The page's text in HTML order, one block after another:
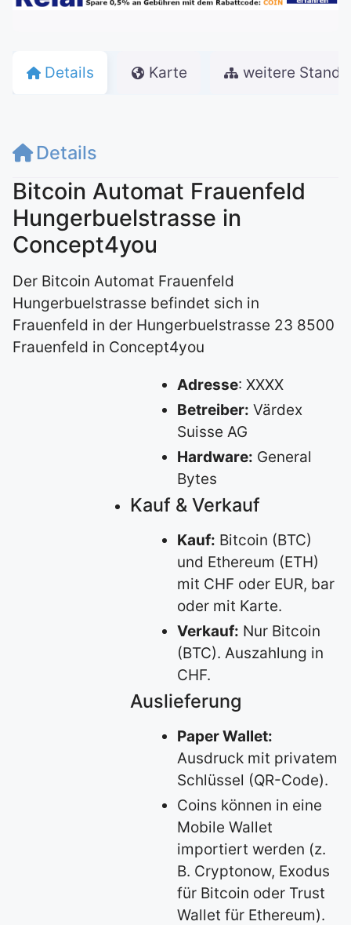
Details Karte weitere
Details
Bitcoin Automat Frauenfeld
Hungerbuelstrasse in
Concept4you
Der Bitcoin Automat Frauenfeld
Hungerbuelstrasse befindet sich in
Frauenfeld in der Hungerbuelstrasse 23 8500
Frauenfeld in Concept4you
Adresse: XXXX
Betreiber: Värdex
Suisse AG
Hardware: General
Bytes
Kauf & Verkauf
Kauf: Bitcoin (BTC)
und Ethereum (ETH)
mit CHF oder EUR, bar
oder mit Karte.
Verkauf: Nur Bitcoin
(BTC). Auszahlung in
CHF.
Auslieferung
Paper Wallet:
Ausdruck mit privatem
Schlüssel (QR-Code).
Coins können in eine
Mobile Wallet
importiert werden (z.
B. Cryptonow, Exodus
für Bitcoin oder Trust
Wallet für Ethereum).